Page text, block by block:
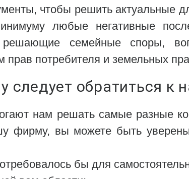
чтобы решить актуальные
любые негативные
решающие семейные споры,
потребителя и земельных
следует обратиться к
нам решать самые разные
фирму, вы можете быть
бы для